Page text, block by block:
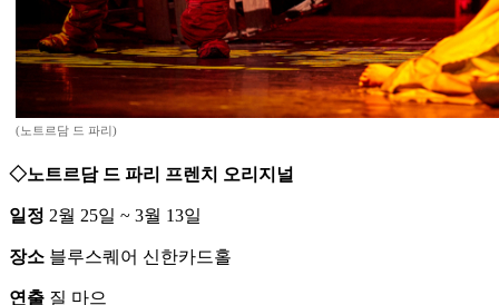
(노트르담 드 파리)
◇노트르담 드 파리 프렌치 오리지널
일정 2월 25일 ~ 3월 13일
장소 블루스퀘어 신한카드홀
연출 질 마으